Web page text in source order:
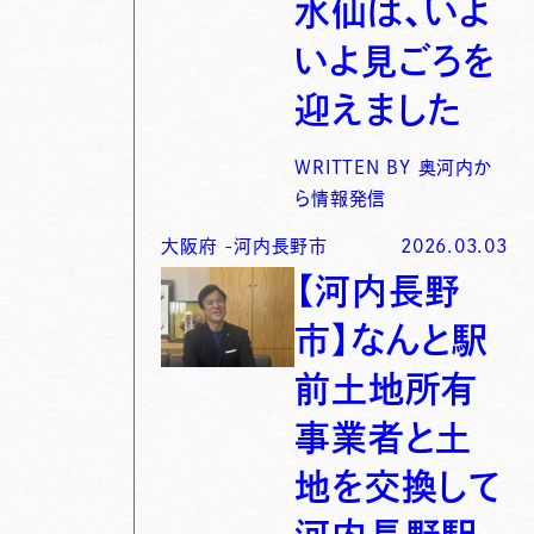
水仙は、いよ
いよ見ごろを
迎えました
WRITTEN BY 奥河内か
ら情報発信
大阪府 -河内長野市 2026.03.03
【河内長野
市】なんと駅
前土地所有
事業者と土
地を交換して